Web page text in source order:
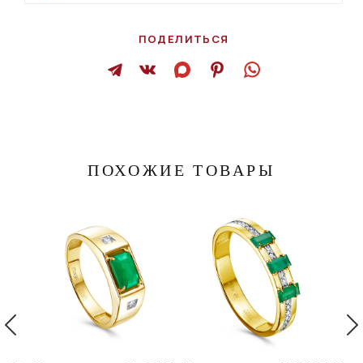
ПОДЕЛИТЬСЯ
ПОХОЖИЕ ТОВАРЫ